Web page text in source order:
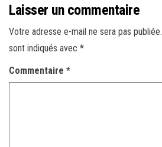
Laisser un commentaire
Votre adresse e-mail ne sera pas publiée.
sont indiqués avec *
Commentaire *